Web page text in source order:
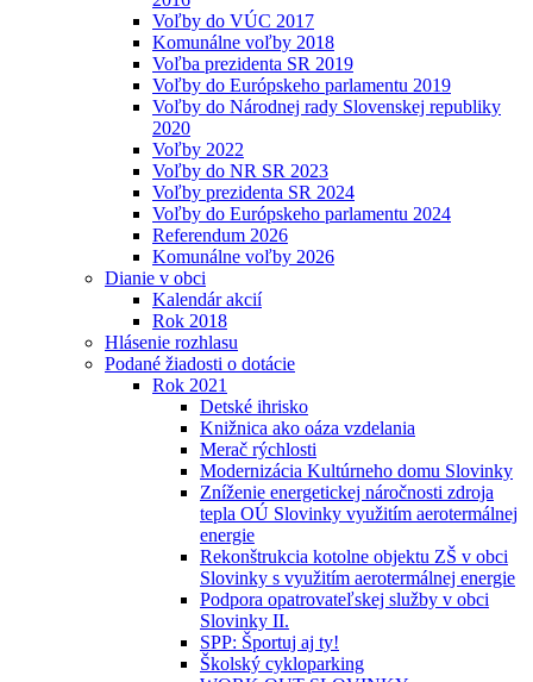
Voľby do VÚC 2017
Komunálne voľby 2018
Voľba prezidenta SR 2019
Voľby do Európskeho parlamentu 2019
Voľby do Národnej rady Slovenskej republiky
2020
Voľby 2022
Voľby do NR SR 2023
Voľby prezidenta SR 2024
Voľby do Európskeho parlamentu 2024
Referendum 2026
Komunálne voľby 2026
Dianie v obci
Kalendár akcií
Rok 2018
Hlásenie rozhlasu
Podané žiadosti o dotácie
Rok 2021
Detské ihrisko
Knižnica ako oáza vzdelania
Merač rýchlosti
Modernizácia Kultúrneho domu Slovinky
Zníženie energetickej náročnosti zdroja
tepla OÚ Slovinky využitím aerotermálnej
energie
Rekonštrukcia kotolne objektu ZŠ v obci
Slovinky s využitím aerotermálnej energie
Podpora opatrovateľskej služby v obci
Slovinky II.
SPP: Športuj aj ty!
Školský cykloparking